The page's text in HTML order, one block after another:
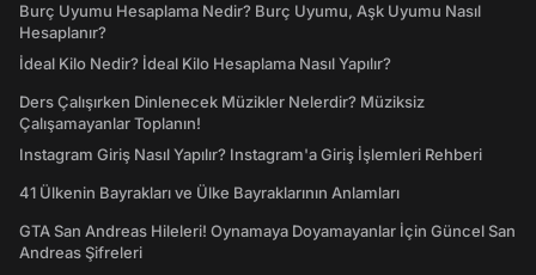
Burç Uyumu Hesaplama Nedir? Burç Uyumu, Aşk Uyumu Nasıl
Hesaplanır?
İdeal Kilo Nedir? İdeal Kilo Hesaplama Nasıl Yapılır?
Ders Çalışırken Dinlenecek Müzikler Nelerdir? Müziksiz
Çalışamayanlar Toplanın!
Instagram Giriş Nasıl Yapılır? Instagram'a Giriş İşlemleri Rehberi
41 Ülkenin Bayrakları ve Ülke Bayraklarının Anlamları
GTA San Andreas Hileleri! Oynamaya Doyamayanlar İçin Güncel San
Andreas Şifreleri